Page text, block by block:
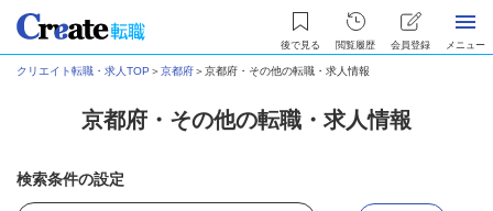
後で見る 閲覧履歴 会員登録 メニュー
クリエイト転職・求人TOP ＞京都府＞京都府・その他の転職・求人情報
京都府・その他の転職・求人情報
検索条件の設定